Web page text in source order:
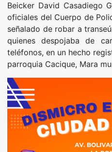
Beicker David Casadiego
oficiales del Cuerpo de
señalado de robar a
quienes despojaba de
teléfonos, en un hecho
parroquia Cacique, Mara